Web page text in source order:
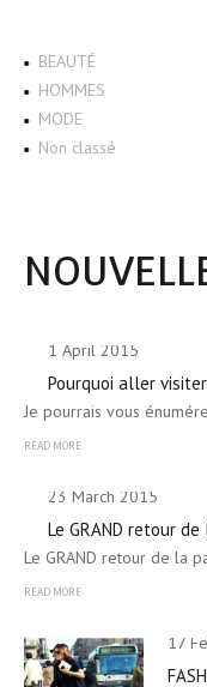
BEAUTÉ
HOMMES
MODE
Non classé
1 April 2015
Pourquoi aller
Je pourrais vous
READ MORE
23 March 2015
Le GRAND retour de
Le GRAND retour de la
READ MORE
17